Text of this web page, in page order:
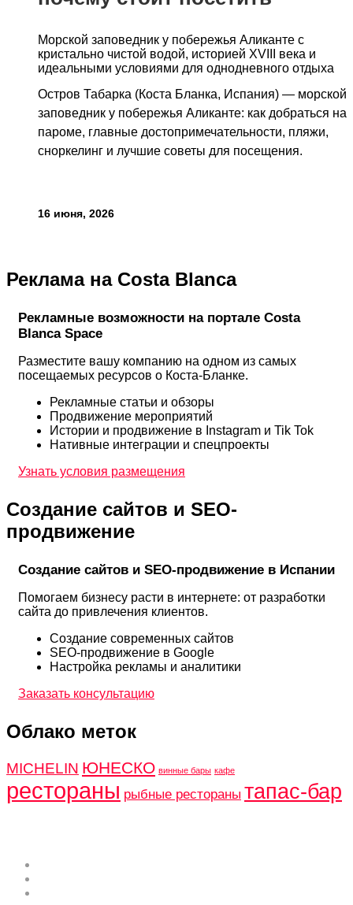
Морской заповедник у побережья Аликанте с
кристально чистой водой, историей XVIII века и
идеальными условиями для однодневного отдыха
Остров Табарка (Коста Бланка, Испания) — морской
заповедник у побережья Аликанте: как добраться на
пароме, главные достопримечательности, пляжи,
сноркелинг и лучшие советы для посещения.
16 июня, 2026
Реклама на Costa Blanca
Рекламные возможности на портале Costa
Blanca Space
Разместите вашу компанию на одном из самых
посещаемых ресурсов о Коста-Бланке.
Рекламные статьи и обзоры
Продвижение мероприятий
Истории и продвижение в Instagram и Tik Tok
Нативные интеграции и спецпроекты
Узнать условия размещения
Создание сайтов и SEO-
продвижение
Создание сайтов и SEO-продвижение в Испании
Помогаем бизнесу расти в интернете: от разработки
сайта до привлечения клиентов.
Создание современных сайтов
SEO-продвижение в Google
Настройка рекламы и аналитики
Заказать консультацию
Облако меток
MICHELIN ЮНЕСКО винные бары кафе
рестораны рыбные рестораны тапас-бар